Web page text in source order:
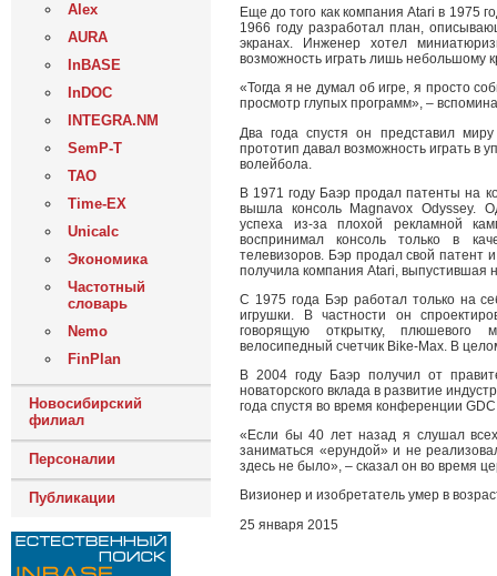
Alex
AURA
InBASE
InDOC
INTEGRA.NM
SemP-T
ТАО
Time-EX
Unicalc
Экономика
Частотный
словарь
Nemo
FinPlan
Новосибирский
филиал
Персоналии
Публикации
Еще до того как компания Atari в 1975
1966 году разработал план,
экранах. Инженер хотел
возможность играть лишь небольшому
«Тогда я не думал об игре, я просто
просмотр глупых программ», –
Два года спустя он представил
прототип давал возможность играть в
волейбола.
В 1971 году Баэр продал патенты на
вышла консоль Magnavox Odyssey.
успеха из-за плохой рекламной
воспринимал консоль только в
телевизоров. Бэр продал свой патент
получила компания Atari, выпустившая
С 1975 года Бэр работал только на
игрушки. В частности он
говорящую открытку, плюшевого
велосипедный счетчик Bike-Max. В
В 2004 году Баэр получил от
новаторского вклада в развитие
года спустя во время конференции
«Если бы 40 лет назад я слушал
заниматься «ерундой» и не
здесь не было», – сказал он во время
Визионер и изобретатель умер в
25 января 2015